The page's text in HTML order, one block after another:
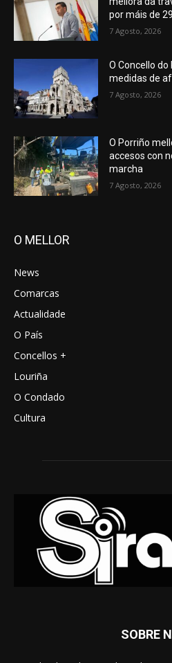
por máis de
7 Agosto, 2026
O Concello
medidas de
7 Agosto, 2026
O Porriño
accesos con
marcha
7 Agosto, 2026
O MELLOR
News
Comarcas
Actualidade
O País
Concellos +
Louriña
O Condado
Cultura
SOBRE